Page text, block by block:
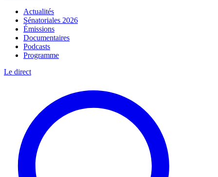
Actualités
Sénatoriales 2026
Émissions
Documentaires
Podcasts
Programme
Le direct